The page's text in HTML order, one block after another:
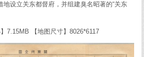
地设立关东都督府，并组建臭名昭著的“关东
】7.15MB 【地图尺寸】8026*6117